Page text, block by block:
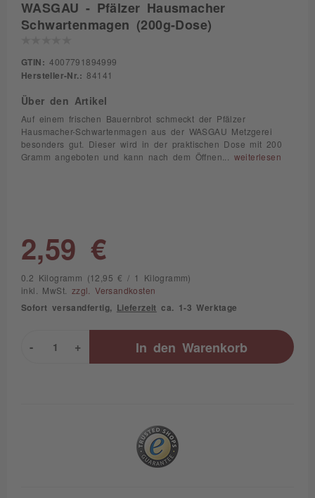
WASGAU - Pfälzer Hausmacher
Schwartenmagen (200g-Dose)
GTIN: 4007791894999
Hersteller-Nr.: 84141
Über den Artikel
Auf einem frischen Bauernbrot schmeckt der Pfälzer
Hausmacher-Schwartenmagen aus der WASGAU Metzgerei
besonders gut. Dieser wird in der praktischen Dose mit 200
Gramm angeboten und kann nach dem Öffnen... weiterlesen
2,59 €
0.2 Kilogramm (12,95 € / 1 Kilogramm)
inkl. MwSt. zzgl. Versandkosten
Sofort versandfertig, Lieferzeit ca. 1-3 Werktage
+
- In den Warenkorb